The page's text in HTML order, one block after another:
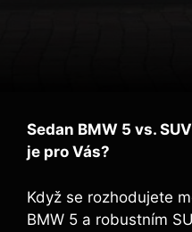
Sedan BMW 5 vs.
je pro Vás?
Když se rozhodujete
BMW 5 a robustním